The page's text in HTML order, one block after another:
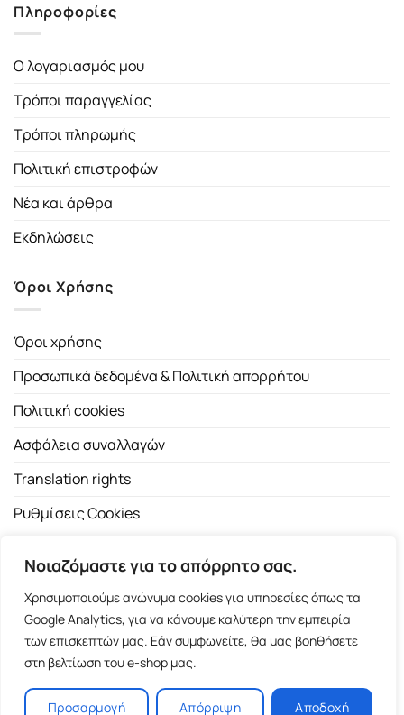
Νοιαζόμαστε για το απόρρητο σας.
Χρησιμοποιούμε ανώνυμα cookies για υπηρεσίες όπως τα
Google Analytics, για να κάνουμε καλύτερη την εμπειρία
των επισκεπτών μας. Εάν συμφωνείτε, θα μας βοηθήσετε
στη βελτίωση του e-shop μας.
Προσαρμογή Απόρριψη Αποδοχή
Πληροφορίες
Ο λογαριασμός μου
Τρόποι παραγγελίας
Τρόποι πληρωμής
Πολιτική επιστροφών
Νέα και άρθρα
Εκδηλώσεις
Όροι Χρήσης
Όροι χρήσης
Προσωπικά δεδομένα & Πολιτική απορρήτου
Πολιτική cookies
Ασφάλεια συναλλαγών
Translation rights
Ρυθμίσεις Cookies
Copyright 2026 ©Εκδοτικός Οίκος Α.Α. Λιβάνη| All rights
reserved.
Σόλωνος 98, 10680 Αθήνα | Τ:2103661200- F: 2103617791